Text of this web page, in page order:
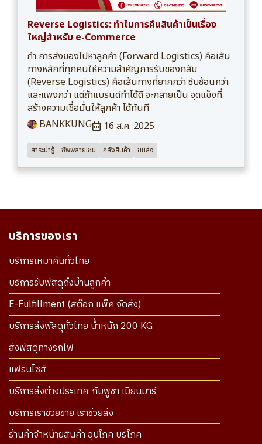
Reverse Logistics: ทำไมการคืนสินค้าเป็นเรื่อง
ใหญ่สำหรับ e-Commerce
ถ้า การส่งของไปหาลูกค้า (Forward Logistics) คือเส้น
ทางหลักที่ทุกคนให้ความสำคัญการรับของกลับ
(Reverse Logistics) คือเส้นทางที่ยากกว่า ซับซ้อนกว่า
และแพงกว่า แต่ถ้าแบรนด์ทำได้ดี จะกลายเป็น จุดแข็งที่
สร้างความเชื่อมั่นให้ลูกค้า ได้ทันที
BANKKUNG
16 ส.ค. 2025
สาระน่ารู้ ซัพพลายเชน คลังสินค้า ขนส่ง
บริการของเรา
บริการเหมาคันทั่วไทย
บริการรับพัสดุถึงบ้านลูกค้า
E-Fulfillment (สต๊อก แพ็ค จัดส่ง)
บริการส่งพัสดุทั่วไทย น้ำหนัก 200 KG
ส่งพัสดุทางรถไฟ
แฟรนไซส์
บริการส่งต่างประเทศ กัมพูชา เมียนมาร์
บริการเราช่วยขาย เราช่วยส่ง
ร้านค้าจำหน่ายสินค้า อุปโภค บริโภค